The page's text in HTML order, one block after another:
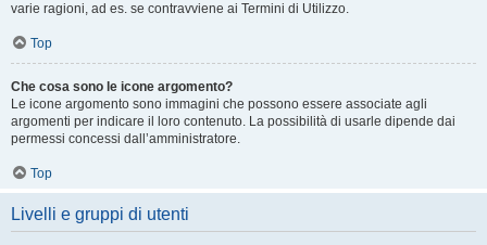
varie ragioni, ad es. se contravviene ai Termini di Utilizzo.
Top
Che cosa sono le icone argomento?
Le icone argomento sono immagini che possono essere associate agli
argomenti per indicare il loro contenuto. La possibilità di usarle dipende dai
permessi concessi dall’amministratore.
Top
Livelli e gruppi di utenti